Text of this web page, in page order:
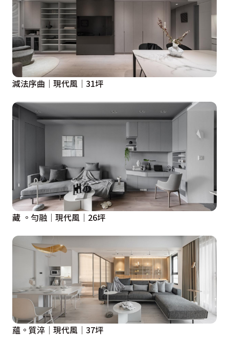
減法序曲│現代風│31坪
藏 。勻融│現代風│26坪
蘊。質淬│現代風│37坪